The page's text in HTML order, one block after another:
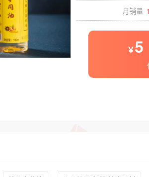
月销量
5